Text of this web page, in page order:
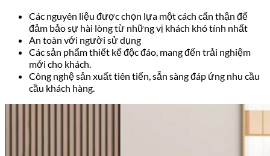
Các nguyên liệu được chọn lựa một cách cẩn thận để
đảm bảo sự hài lòng từ những vị khách khó tính nhất
An toàn với người sử dụng
Các sản phẩm thiết kế độc đáo, mang đến trải nghiệm
mới cho khách.
Công nghệ sản xuất tiên tiến, sẵn sàng đáp ứng nhu cầu
cầu khách hàng.